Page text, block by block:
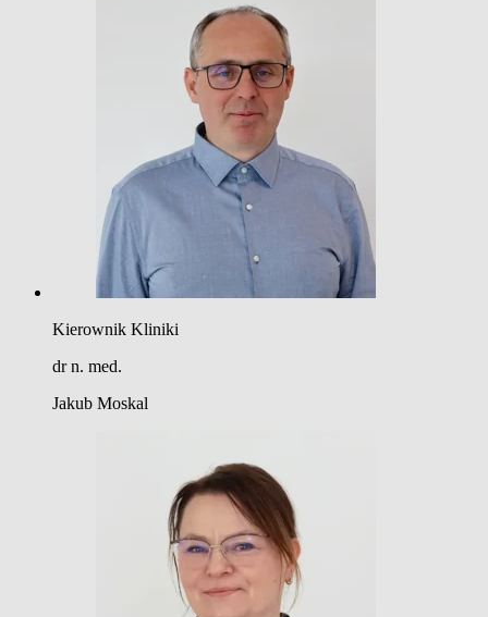
Kierownik Kliniki
dr n. med.
Jakub Moskal